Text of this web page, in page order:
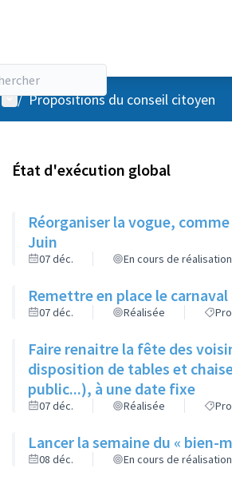
Menu utilisateur
/ Propositions du conseil citoyen
État d'exécution global
Réorganiser la vogue,
Juin
07 déc. En cours de réalisation
Remettre en place le
07 déc. Réalisée
Faire renaitre la fête des
disposition de tables et
public...), à une date fixe
07 déc. Réalisée
Lancer la semaine du « bien-
08 déc. En cours de réalisation